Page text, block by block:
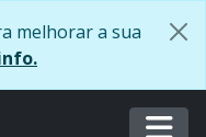
melhorar a sua